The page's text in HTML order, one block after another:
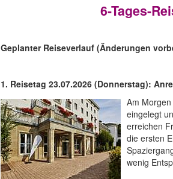
6-Tages-
Geplanter Reiseverlauf (Änderungen
1. Reisetag 23.07.2026 (Donnerstag):
Am
eingelegt
erreichen
die ersten
wenig